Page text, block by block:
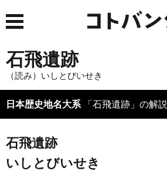
石飛遺跡
（読み）いしとびいせき
日本歴史地名大系 「石飛遺跡」の解説
石飛遺跡
いしとびいせき